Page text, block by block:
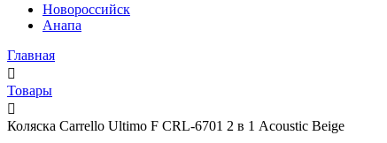
Новороссийск
Анапа
Главная
Товары
Коляска Carrello Ultimo F CRL-6701 2 в 1 Acoustic Beige